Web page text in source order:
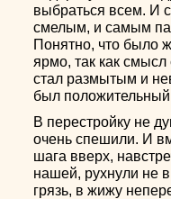
выбраться всем. И
смелым, и самым
Понятно, что было
ярмо, так как
стал размытым и
был
В перестройку не
очень спешили. И
шага вверх,
нашей, рухнули не
грязь, в жижу